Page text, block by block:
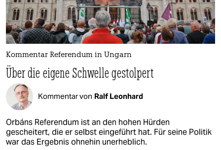
Kommentar Referendum in Ungarn
Über die eigene Schwelle gestolpert
Kommentar von Ralf Leonhard
Orbáns Referendum ist an den hohen Hürden
gescheitert, die er selbst eingeführt hat. Für seine Politik
war das Ergebnis ohnehin unerheblich.